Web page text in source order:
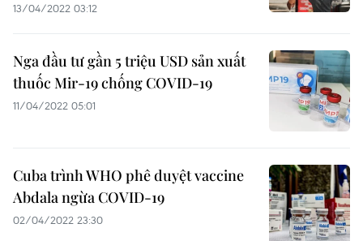
13/04/2022 03:12
Nga đầu tư gần 5 triệu USD sản xuất
thuốc Mir-19 chống COVID-19
11/04/2022 05:01
Cuba trình WHO phê duyệt vaccine
Abdala ngừa COVID-19
02/04/2022 23:30